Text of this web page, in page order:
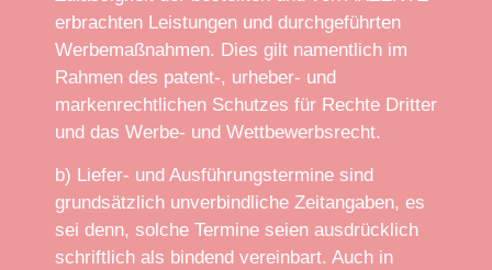
erbrachten Leistungen und durchgeführten
Werbemaßnahmen. Dies gilt namentlich im
Rahmen des patent-, urheber- und
markenrechtlichen Schutzes für Rechte Dritter
und das Werbe- und Wettbewerbsrecht.
b) Liefer- und Ausführungstermine sind
grundsätzlich unverbindliche Zeitangaben, es
sei denn, solche Termine seien ausdrücklich
schriftlich als bindend vereinbart. Auch in